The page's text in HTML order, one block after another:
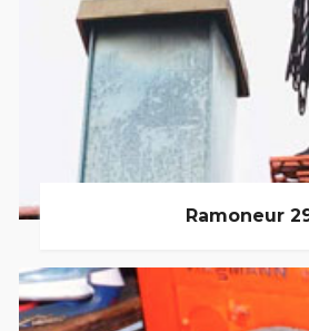
Ramoneur